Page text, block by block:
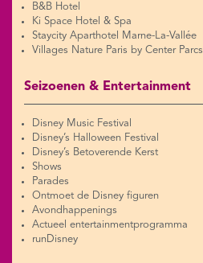
B&B Hotel
Ki Space Hotel & Spa
Staycity Aparthotel Marne-La-Vallée
Villages Nature Paris by Center Parcs
Seizoenen & Entertainment
Disney Music Festival
Disney’s Halloween Festival
Disney’s Betoverende Kerst
Shows
Parades
Ontmoet de Disney figuren
Avondhappenings
Actueel entertainmentprogramma
runDisney